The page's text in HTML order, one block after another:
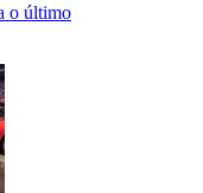
o último